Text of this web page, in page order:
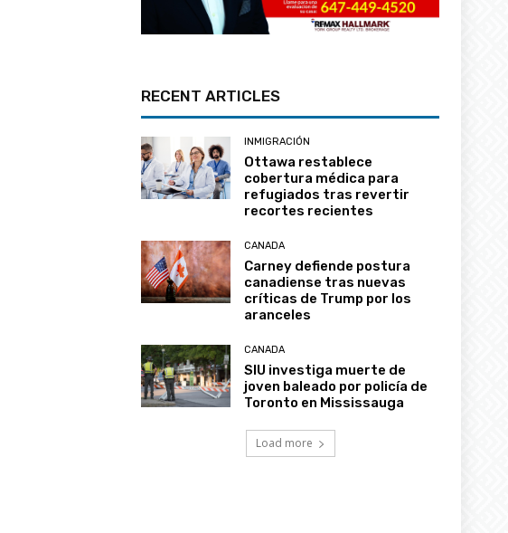
RECENT ARTICLES
INMIGRACIÓN
Ottawa restablece
cobertura médica para
refugiados tras revertir
recortes recientes
CANADA
Carney defiende postura
canadiense tras nuevas
críticas de Trump por los
aranceles
CANADA
SIU investiga muerte de
joven baleado por policía de
Toronto en Mississauga
Load more